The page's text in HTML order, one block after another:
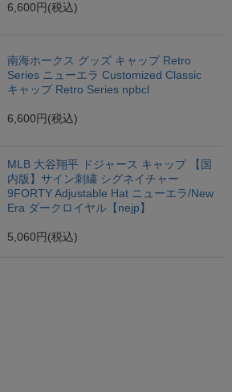
6,600円 (税込)
南海ホークス グッズ キャップ Retro
Series ニューエラ Customized Classic
キャップ Retro Series npbcl
6,600円 (税込)
MLB 大谷翔平 ドジャース キャップ 【国
内版】サイン刺繍 シグネイチャー
9FORTY Adjustable Hat ニューエラ/New
Era ダークロイヤル【nejp】
5,060円 (税込)